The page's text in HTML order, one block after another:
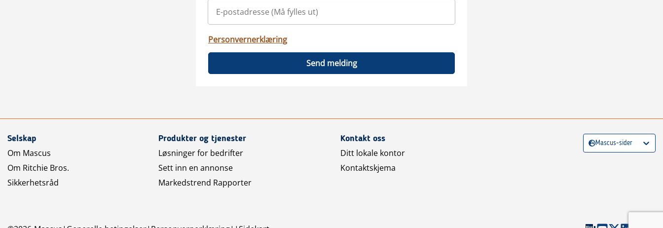
Personvernerklæring
Send melding
Selskap
Om Mascus
Om Ritchie Bros.
Sikkerhetsråd
Produkter og tjenester
Løsninger for bedrifter
Sett inn en annonse
Markedstrend Rapporter
Kontakt oss
Ditt lokale kontor
Kontaktskjema
Mascus-sider